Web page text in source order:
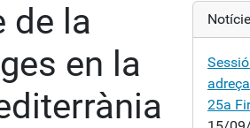
de la
en la
25a